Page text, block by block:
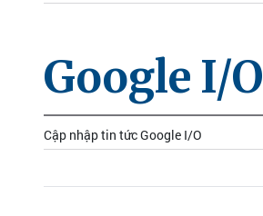
Google I/O
Cập nhập tin tức Google I/O